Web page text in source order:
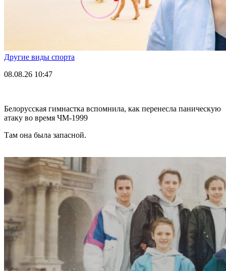
Другие виды спорта
08.08.26 10:47
Белорусская гимнастка вспомнила, как перенесла паническую
атаку во время ЧМ-1999
Там она была запасной.